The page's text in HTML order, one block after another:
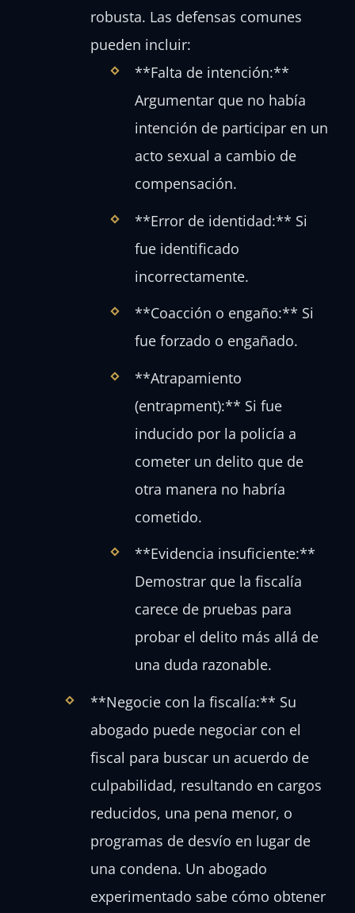
robusta. Las defensas comunes
pueden incluir:
**Falta de intención:**
Argumentar que no había
intención de participar en un
acto sexual a cambio de
compensación.
**Error de identidad:** Si
fue identificado
incorrectamente.
**Coacción o engaño:** Si
fue forzado o engañado.
**Atrapamiento
(entrapment):** Si fue
inducido por la policía a
cometer un delito que de
otra manera no habría
cometido.
**Evidencia insuficiente:**
Demostrar que la fiscalía
carece de pruebas para
probar el delito más allá de
una duda razonable.
**Negocie con la fiscalía:** Su
abogado puede negociar con el
fiscal para buscar un acuerdo de
culpabilidad, resultando en cargos
reducidos, una pena menor, o
programas de desvío en lugar de
una condena. Un abogado
experimentado sabe cómo obtener